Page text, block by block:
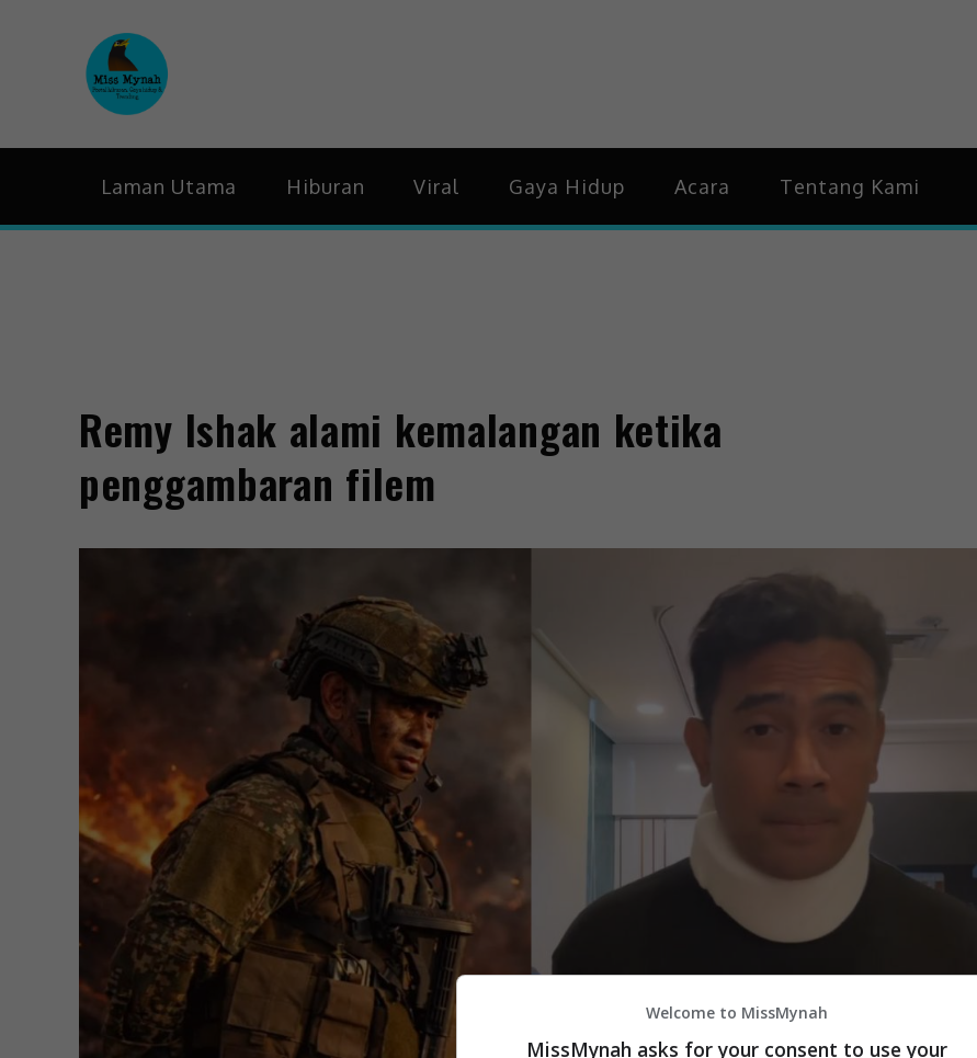
Laman Utama Hiburan Viral Gaya Hidup Acara Tentang Kami
Remy Ishak alami kemalangan ketika
penggambaran filem
Welcome to MissMynah
MissMynah asks for your consent to use your